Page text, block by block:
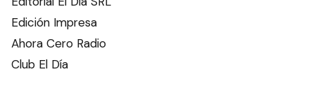
Edición Impresa
Ahora Cero Radio
Club El Día